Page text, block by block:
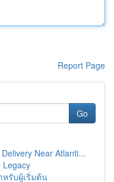
Report Page
Go
Near Atlanti...
Legacy
รับผู้เริ่มต้น